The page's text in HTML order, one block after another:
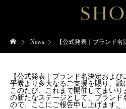
News 【公式発表｜ブランド名決
【公式発表｜ブランド名決定および
平素より多大なるご支援を賜り、誠
このたび、これまで開催してまいり
の新たなステージとして、ブランド
ので、ここにご報告申し上げます。